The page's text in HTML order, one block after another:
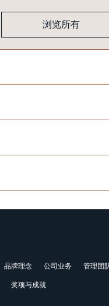
浏览所有
品牌理念 公司业务 管理团
奖项与成就